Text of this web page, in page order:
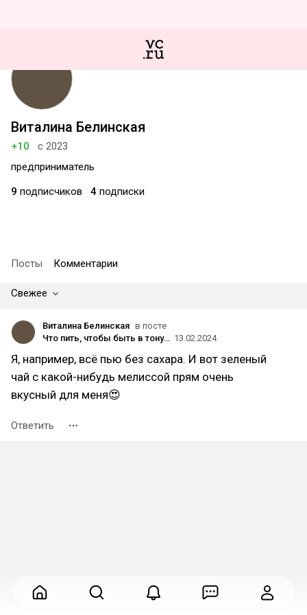
Виталина Белинская
+10
с 2023
предприниматель
9 подписчиков 4 подписки
Посты Комментарии
Свежее
Виталина Белинская в посте
Что пить, чтобы быть в тонусе? 13.02.2024
Я, например, всё пью без сахара. И вот зеленый
чай с какой-нибудь мелиссой прям очень
вкусный для меня😍
Ответить